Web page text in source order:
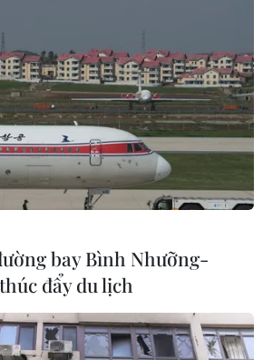
khăn
Văn Trường
#dịch COVID-19
Vĩnh Long
bay Bình Nhưỡng-
đẩy du lịch